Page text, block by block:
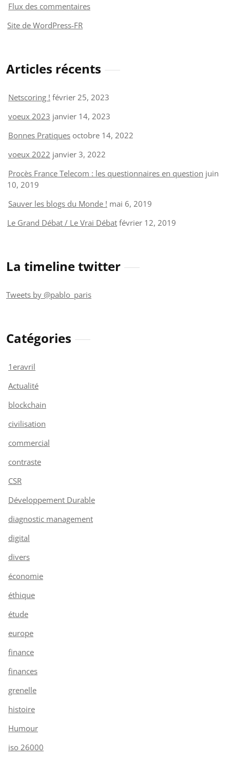
Flux des commentaires
Site de WordPress-FR
Articles récents
Netscoring ! février 25, 2023
voeux 2023 janvier 14, 2023
Bonnes Pratiques octobre 14, 2022
voeux 2022 janvier 3, 2022
Procès France Telecom : les questionnaires en question juin
10, 2019
Sauver les blogs du Monde ! mai 6, 2019
Le Grand Débat / Le Vrai Débat février 12, 2019
La timeline twitter
Tweets by @pablo_paris
Catégories
1eravril
Actualité
blockchain
civilisation
commercial
contraste
CSR
Développement Durable
diagnostic management
digital
divers
économie
éthique
étude
europe
finance
finances
grenelle
histoire
Humour
iso 26000